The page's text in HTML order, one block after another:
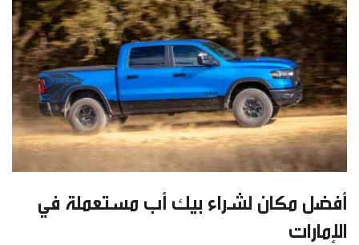
أفضل مكان لشراء بيك أب مستعملة في
الإمارات